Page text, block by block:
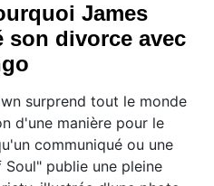
James
son divorce avec
surprend tout le monde
d'une manière pour le
communiqué ou une
publie une pleine